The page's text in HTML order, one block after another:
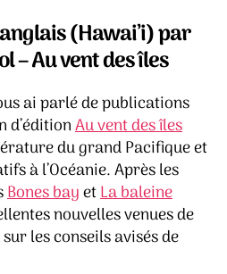
en
(Hawai’i) par
– Au vent des îles
ai parlé de publications
d’éditionAu vent des îles
du grand Pacifique et
à l’Océanie. Après les
Bones bayetLa baleine
nouvelles venues de
les conseils avisés de